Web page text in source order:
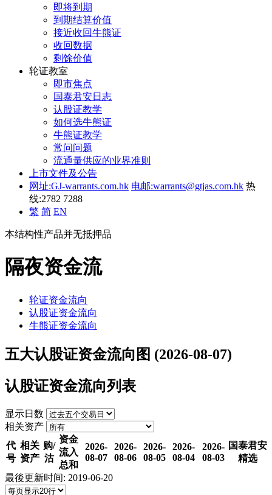
即将到期
到期结算价值
接近收回牛熊证
收回数据
剩馀价值
轮证教室
即市焦点
国泰君安日志
认股证教学
如何选牛熊证
牛熊证教学
常问问题
流通量供应的业界准则
上市文件及公告
网址:GJ-warrants.com.hk 电邮:warrants@gtjas.com.hk 热
线:2782 7288
繁 简 EN
本结构性产品并无抵押品
隔夜资金流
轮证资金流向
认股证资金流向
牛熊证资金流向
五大认股证资金流向图 (2026-08-07)
认股证资金流向列表
显示日数
相关资产
代
号
相关
资产
购/
沽
资金
流入
总和
2026-
08-07
2026-
08-06
2026-
08-05
2026-
08-04
2026-
08-03
国泰君安
精选
最後更新时间: 2019-06-20